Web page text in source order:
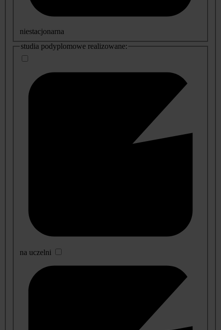
niestacjonarna
studia podyplomowe realizowane:
na uczelni